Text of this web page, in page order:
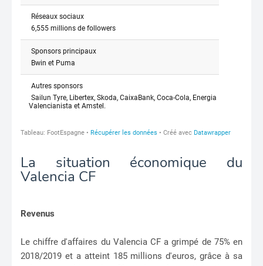
La situation économique du
Valencia CF
Revenus
Le chiffre d'affaires du Valencia CF a grimpé de 75% en
2018/2019 et a atteint 185 millions d'euros, grâce à sa